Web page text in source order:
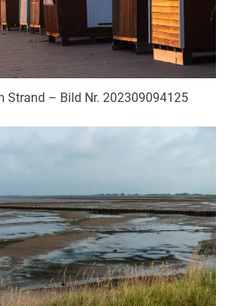
Strand – Bild Nr. 202309094125